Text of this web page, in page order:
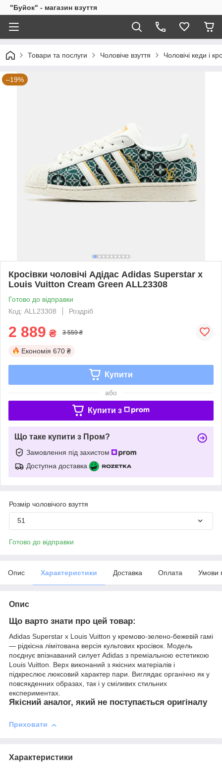
"Буйок" - магазин взуття
Товари та послуги Чоловіче взуття Чоловічі кеди і
–19%
Кросівки чоловічі Адідас Adidas Superstar x
Louis Vuitton Cream Green ALL23308
Готово до відправки
Код: ALL23308
Роздріб
2 889 ₴ 3 559 ₴
Економія 670 ₴
Купити
або
Купити з
Що таке купити з Пром?
Замовлення під захистом
Доступна доставка
Розмір чоловічого взуття
51
Готово до відправки
Опис Характеристики Доставка Оплата Умови
Опис
Що варто знати про цей товар:
Adidas Superstar x Louis Vuitton у кремово-зелено-бежевій гамі
— рідкісна лімітована версія культових кросівок. Модель
поєднує впізнаваний силует Adidas з преміальною естетикою
Louis Vuitton. Верх виконаний з якісних матеріалів і
підкреслює люксовий характер пари. Виглядає органічно як у
повсякденних образах, так і у сміливих стильних
експериментах.
Якісний аналог, який не поступається оригіналу
Приховати
Характеристики